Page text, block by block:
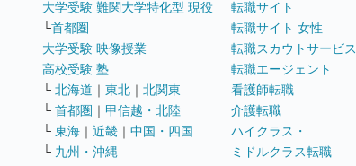
大学受験 難関大学特化型 現役
└首都圏
大学受験 映像授業
高校受験 塾
└ 北海道 ｜ 東北 ｜ 北関東
└ 首都圏 ｜ 甲信越・北陸
└ 東海 ｜ 近畿 ｜ 中国・四国
└ 九州・沖縄
転職サイト
転職サイト 女性
転職スカウトサービス
転職エージェント
看護師転職
介護転職
ハイクラス・
ミドルクラス転職